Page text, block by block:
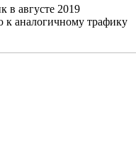
в августе 2019
к аналогичному трафику